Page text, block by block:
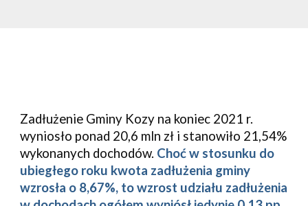
Zadłużenie Gminy Kozy na koniec 2021 r.
wyniosło ponad 20,6 mln zł i stanowiło 21,54%
wykonanych dochodów. Choć w stosunku do
ubiegłego roku kwota zadłużenia gminy
wzrosła o 8,67%, to wzrost udziału zadłużenia